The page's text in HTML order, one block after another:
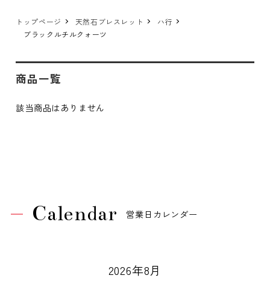
トップページ 天然石ブレスレット
ハ行
ブラックルチルクォーツ
商品一覧
該当商品はありません
Calendar 営業日カレンダー
2026年8月